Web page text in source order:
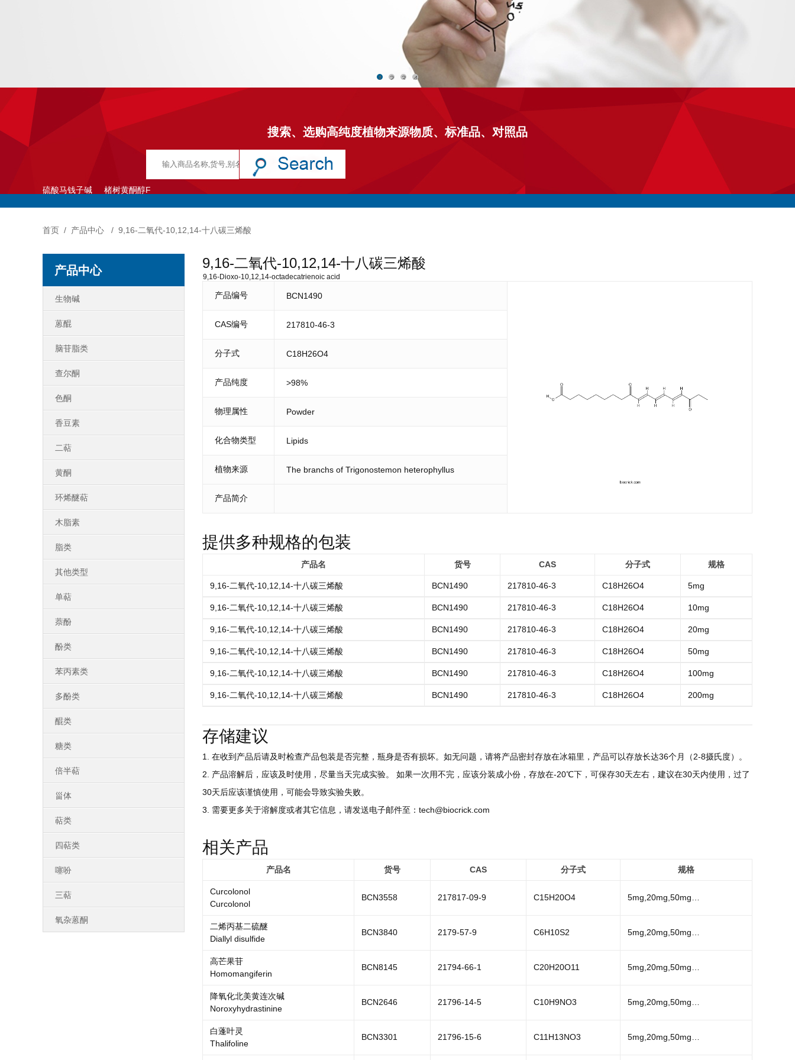
1 2 3 4
搜索、选购高纯度植物来源物质、标准品、对照品
硫酸马钱子碱 楮树黄酮醇F
首页 / 产品中心 / 9,16-二氧代-10,12,14-十八碳三烯酸
产品中心
生物碱
蒽醌
脑苷脂类
查尔酮
色酮
香豆素
二萜
黄酮
环烯醚萜
木脂素
脂类
其他类型
单萜
萘酚
酚类
苯丙素类
多酚类
醌类
糖类
倍半萜
甾体
萜类
四萜类
噻吩
三萜
氧杂蒽酮
9,16-二氧代-10,12,14-十八碳三烯酸
9,16-Dioxo-10,12,14-octadecatrienoic acid
产品编号 BCN1490
CAS编号 217810-46-3
分子式 C18H26O4
产品纯度 >98%
物理属性 Powder
化合物类型 Lipids
植物来源 The branchs of Trigonostemon heterophyllus
产品简介
提供多种规格的包装
产品名 货号 CAS 分子式 规格
9,16-二氧代-10,12,14-十八碳三烯酸 BCN1490 217810-46-3 C18H26O4 5mg
9,16-二氧代-10,12,14-十八碳三烯酸 BCN1490 217810-46-3 C18H26O4 10mg
9,16-二氧代-10,12,14-十八碳三烯酸 BCN1490 217810-46-3 C18H26O4 20mg
9,16-二氧代-10,12,14-十八碳三烯酸 BCN1490 217810-46-3 C18H26O4 50mg
9,16-二氧代-10,12,14-十八碳三烯酸 BCN1490 217810-46-3 C18H26O4 100mg
9,16-二氧代-10,12,14-十八碳三烯酸 BCN1490 217810-46-3 C18H26O4 200mg
存储建议
1. 在收到产品后请及时检查产品包装是否完整，瓶身是否有损坏。如无问题，请将产品密封存放在冰箱里，产品可以存放长达36个月（2-8摄氏度）。
2. 产品溶解后，应该及时使用，尽量当天完成实验。 如果一次用不完，应该分装成小份，存放在-20℃下，可保存30天左右，建议在30天内使用，过了
30天后应该谨慎使用，可能会导致实验失败。
3. 需要更多关于溶解度或者其它信息，请发送电子邮件至：tech@biocrick.com
相关产品
产品名 货号 CAS 分子式 规格
Curcolonol
Curcolonol
BCN3558 217817-09-9 C15H20O4 5mg,20mg,50mg…
二烯丙基二硫醚
Diallyl disulfide
BCN3840 2179-57-9 C6H10S2 5mg,20mg,50mg…
高芒果苷
Homomangiferin
BCN8145 21794-66-1 C20H20O11 5mg,20mg,50mg…
降氧化北美黄连次碱
Noroxyhydrastinine
BCN2646 21796-14-5 C10H9NO3 5mg,20mg,50mg…
白蓬叶灵
Thalifoline
BCN3301 21796-15-6 C11H13NO3 5mg,20mg,50mg…